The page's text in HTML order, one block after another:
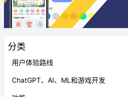
分类
用户体验路线
ChatGPT、AI、ML和游戏开发